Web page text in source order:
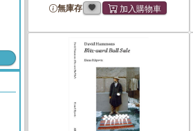
無庫存